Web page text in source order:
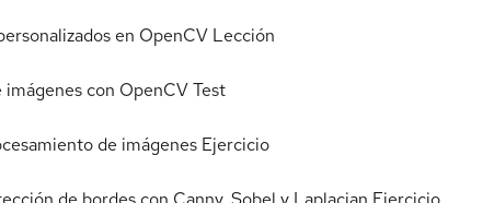
en OpenCV Lección
con OpenCVTest
de imágenes Ejercicio